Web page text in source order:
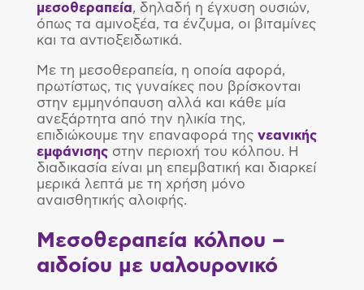
μεσοθεραπεία, δηλαδή η έγχυση ουσιών,
όπως τα αμινοξέα, τα ένζυμα, οι βιταμίνες
και τα αντιοξειδωτικά.
Με τη μεσοθεραπεία, η οποία αφορά,
πρωτίστως, τις γυναίκες που βρίσκονται
στην εμμηνόπαυση αλλά και κάθε μία
ανεξάρτητα από την ηλικία της,
επιδιώκουμε την επαναφορά της νεανικής
εμφάνισηςστην περιοχή του κόλπου. Η
διαδικασία είναι μη επεμβατική και διαρκεί
μερικά λεπτά με τη χρήση μόνο
αναισθητικής αλοιφής.
Μεσοθεραπεία κόλπου –
αιδοίου με υαλουρονικό